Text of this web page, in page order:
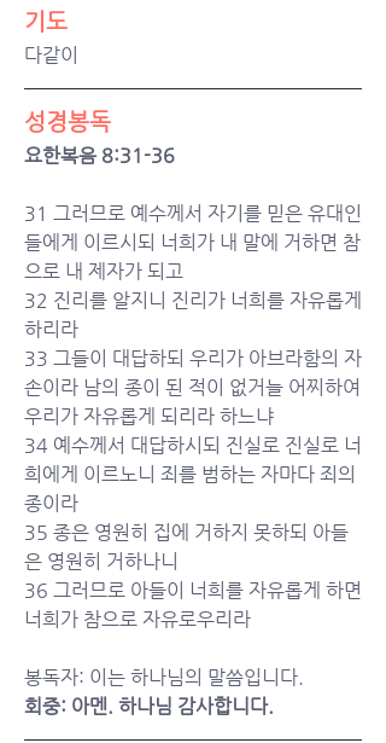
기도
다같이
성경봉독
요한복음 8:31-36
31 그러므로 예수께서 자기를 믿은 유대인
들에게 이르시되 너희가 내 말에 거하면 참
으로 내 제자가 되고
32 진리를 알지니 진리가 너희를 자유롭게
하리라
33 그들이 대답하되 우리가 아브라함의 자
손이라 남의 종이 된 적이 없거늘 어찌하여
우리가 자유롭게 되리라 하느냐
34 예수께서 대답하시되 진실로 진실로 너
희에게 이르노니 죄를 범하는 자마다 죄의
종이라
35 종은 영원히 집에 거하지 못하되 아들
은 영원히 거하나니
36 그러므로 아들이 너희를 자유롭게 하면
너희가 참으로 자유로우리라
봉독자: 이는 하나님의 말씀입니다.
회중: 아멘. 하나님 감사합니다.